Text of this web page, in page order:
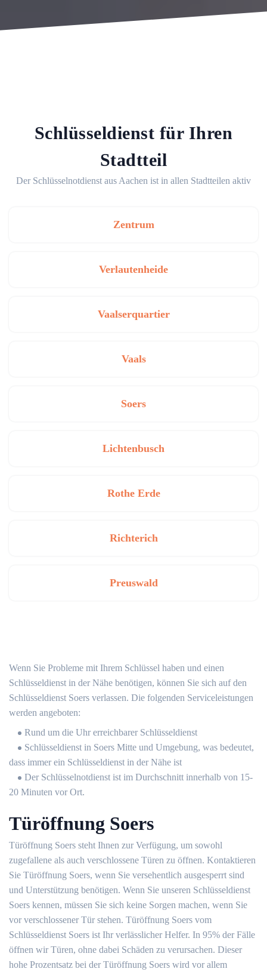
Schlüsseldienst für Ihren
Stadtteil
Der Schlüsselnotdienst aus Aachen ist in allen Stadtteilen aktiv
Zentrum
Verlautenheide
Vaalserquartier
Vaals
Soers
Lichtenbusch
Rothe Erde
Richterich
Preuswald
Wenn Sie Probleme mit Ihrem Schlüssel haben und einen
Schlüsseldienst in der Nähe benötigen, können Sie sich auf den
Schlüsseldienst Soers verlassen. Die folgenden Serviceleistungen
werden angeboten:
Rund um die Uhr erreichbarer Schlüsseldienst
Schlüsseldienst in Soers Mitte und Umgebung, was bedeutet,
dass immer ein Schlüsseldienst in der Nähe ist
Der Schlüsselnotdienst ist im Durchschnitt innerhalb von 15-
20 Minuten vor Ort.
Türöffnung Soers
Türöffnung Soers steht Ihnen zur Verfügung, um sowohl
zugefallene als auch verschlossene Türen zu öffnen. Kontaktieren
Sie Türöffnung Soers, wenn Sie versehentlich ausgesperrt sind
und Unterstützung benötigen. Wenn Sie unseren Schlüsseldienst
Soers kennen, müssen Sie sich keine Sorgen machen, wenn Sie
vor verschlossener Tür stehen. Türöffnung Soers vom
Schlüsseldienst Soers ist Ihr verlässlicher Helfer. In 95% der Fälle
öffnen wir Türen, ohne dabei Schäden zu verursachen. Dieser
hohe Prozentsatz bei der Türöffnung Soers wird vor allem